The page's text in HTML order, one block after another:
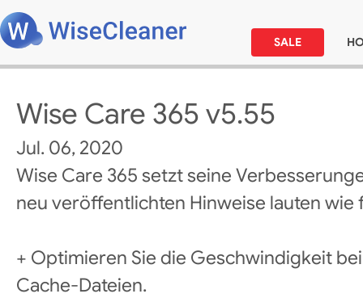
SALE
Wise Care 365 v5.55
Jul. 06, 2020
Wise Care 365 setzt seine
neu veröffentlichten Hinweise lauten wie
+ Optimieren Sie die Geschwindigkeit
Cache-Dateien.